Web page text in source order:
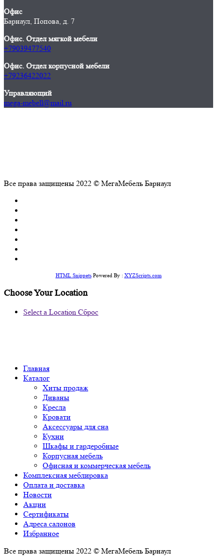
Офис
Барнаул, Попова, д. 7
Офис. Отдел мягкой мебели
+79039477540
Офис. Отдел корпусной мебели
+79236422022
Управляющий
mega-mebell@mail.ru
Все права защищены 2022 © МегаМебель Барнаул
HTML SnippetsPowered By : XYZScripts.com
Choose Your Location
Select a Location Сброс
Главная
Каталог
Хиты продаж
Диваны
Кресла
Кровати
Аксессуары для сна
Кухни
Шкафы и гардеробные
Корпусная мебель
Офисная и коммерческая мебель
Комплексная меблировка
Оплата и доставка
Новости
Акции
Сертификаты
Адреса салонов
Избранное
Все права защищены 2022 © МегаМебель Барнаул